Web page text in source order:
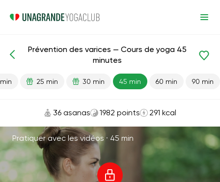
Varices
Prévention des varices — Cours de yoga 45
minutes
25 min 30 min 45 min 60 min 90 min
36 asanas 1982 points 291 kcal
Pratiquer avec les vidéos · 45 min